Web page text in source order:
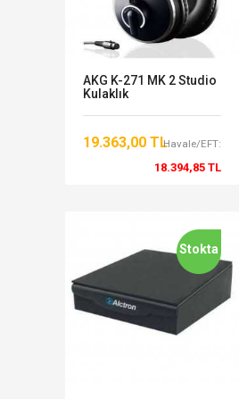
AKG K-271 MK 2 Studio
Kulaklık
19.363,00 TLHavale/EFT:
18.394,85 TL
Stokta